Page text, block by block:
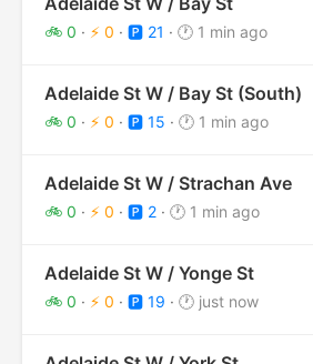
🚲 0 · ⚡ 0 · 🅿️ 21 · 🕐 1 min ago
Adelaide St W / Bay St (South)
🚲 0 · ⚡ 0 · 🅿️ 15 · 🕐 1 min ago
Adelaide St W / Strachan Ave
🚲 0 · ⚡ 0 · 🅿️ 2 · 🕐 1 min ago
Adelaide St W / Yonge St
🚲 0 · ⚡ 0 · 🅿️ 19 · 🕐 just now